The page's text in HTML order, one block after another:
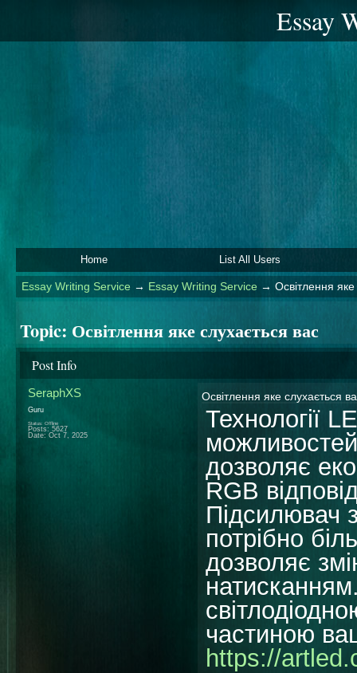
Essay
Home List All Users
Essay Writing Service → Essay Writing Service → Освітлення
Topic: Освітлення яке слухається вас
Post Info
SeraphXS
Guru
Status: Offline
Posts: 5627
Date: Oct 7, 2025
Освітлення яке слухається
Технології
дозволяє
RGB
Підсилювач
потрібно
дозволяє
частиною
https://